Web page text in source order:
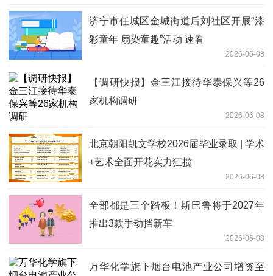
济宁市任城区金城街道后刘社区开展“漆
彩童年 扇染童趣”活动 速看
2026-06-08
【调研快报】金三江接待华泰保兴等26
家机构调研
2026-06-08
北京朝阳凯文学校2026届毕业录取 | 学术
+艺术全面开花实力狂揽
2026-06-08
全部都是三个踏板！斯巴鲁将于2027年
推出3款手动挡新车
2026-06-08
万华化学旗下烟台电池产业公司增资至